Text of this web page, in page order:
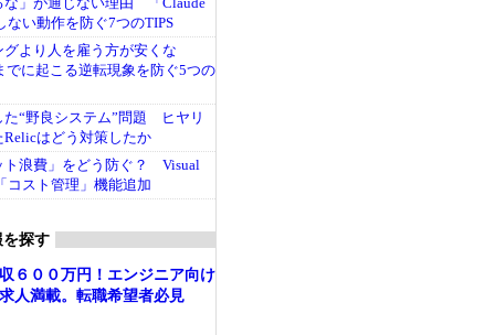
ない動作を防ぐ7つのTIPS
グより人を雇う方が安くな
に起こる逆転現象を防ぐ5つの
た“野良システム”問題 ヒヤリ
はどう対策したか
ト浪費」をどう防ぐ？ Visual
コスト管理」機能追加
探す
６００万円！エンジニア向け
人満載。転職希望者必見